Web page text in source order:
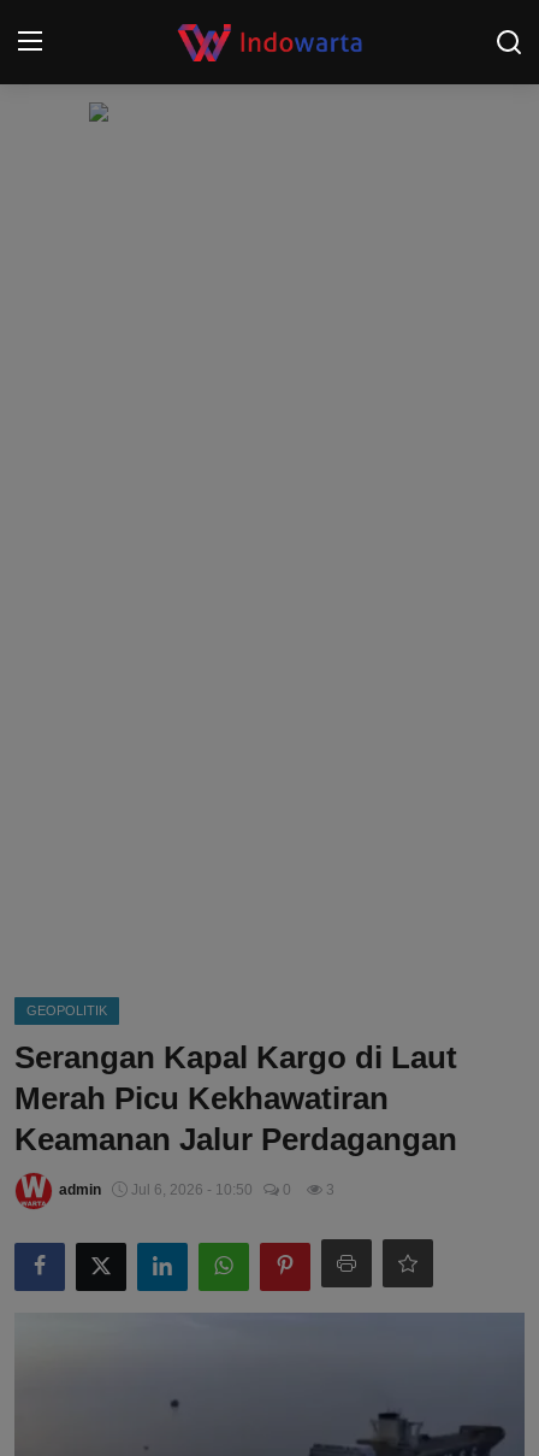
GEOPOLITIK
Serangan Kapal Kargo di Laut
Merah Picu Kekhawatiran
Keamanan Jalur Perdagangan
admin Jul 6, 2026 - 10:50 0 3